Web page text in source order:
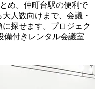
め。仲町台駅の便利で
人数向けまで、会議・
探せます。プロジェク
備付きレンタル会議室